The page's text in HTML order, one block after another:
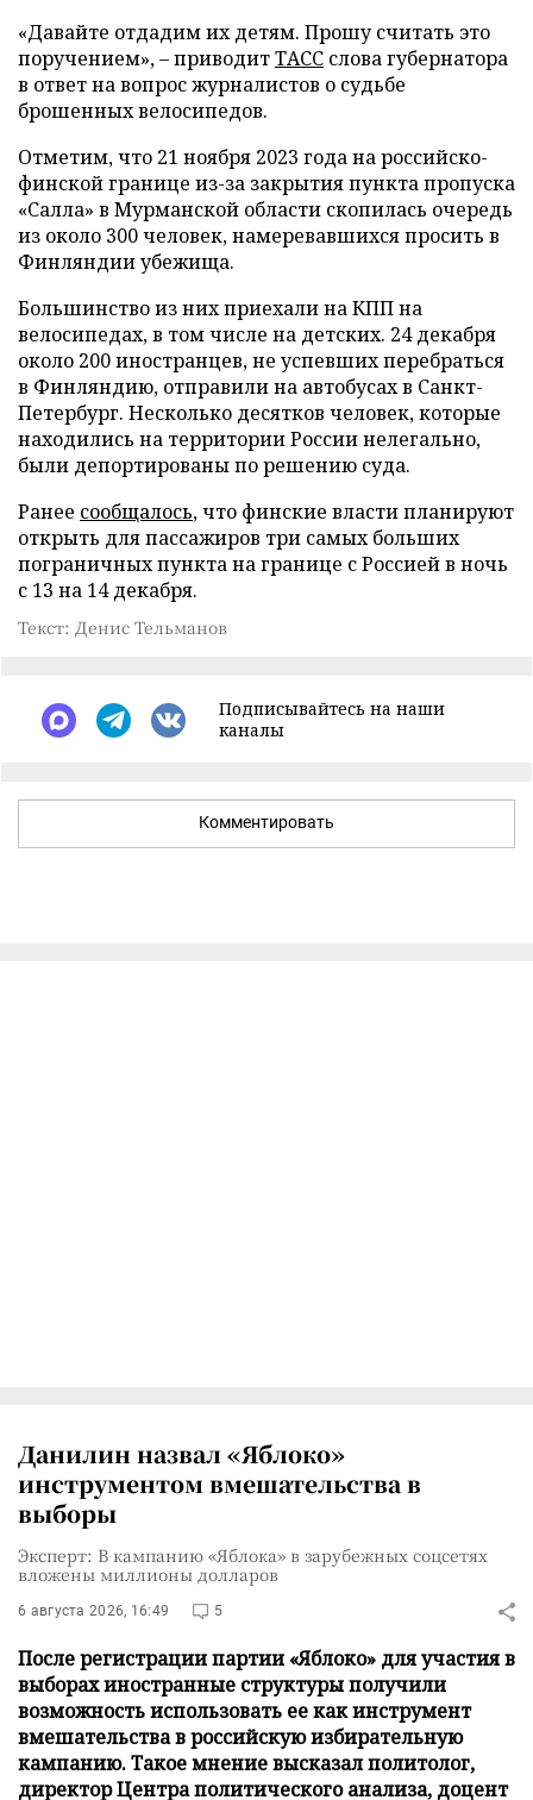
«Давайте отдадим их детям. Прошу считать это
поручением», – приводитТАСС слова губернатора
в ответ на вопрос журналистов о судьбе
брошенных велосипедов.
Отметим, что 21 ноября 2023 года на российско-
финской границе из-за закрытия пункта пропуска
«Салла» в Мурманской области скопилась очередь
из около 300 человек, намеревавшихся просить в
Финляндии убежища.
Большинство из них приехали на КПП на
велосипедах, в том числе на детских. 24 декабря
около 200 иностранцев, не успевших перебраться
в Финляндию, отправили на автобусах в Санкт-
Петербург. Несколько десятков человек, которые
находились на территории России нелегально,
были депортированы по решению суда.
Ранее сообщалось, что финские власти планируют
открыть для пассажиров три самых больших
пограничных пункта на границе с Россией в ночь
с 13 на 14 декабря.
Текст: Денис Тельманов
Подписывайтесь на наши
каналы
Комментировать
Данилин назвал «Яблоко»
инструментом вмешательства в
выборы
Эксперт: В кампанию «Яблока» в зарубежных соцсетях
вложены миллионы долларов
6 августа 2026, 16:49 5
После регистрации партии «Яблоко» для участия в
выборах иностранные структуры получили
возможность использовать ее как инструмент
вмешательства в российскую избирательную
кампанию. Такое мнение высказал политолог,
директор Центра политического анализа, доцент